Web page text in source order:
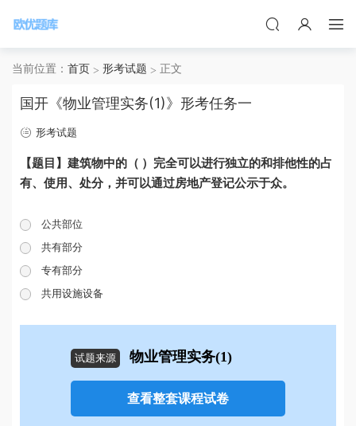
当前位置： 首页 形考试题 正文
国开《物业管理实务(1)》形考任务一
形考试题
【题目】建筑物中的（ ）完全可以进行独立的和排他性的占
有、使用、处分，并可以通过房地产登记公示于众。
公共部位
共有部分
专有部分
共用设施设备
试题来源 物业管理实务(1)
查看整套课程试卷